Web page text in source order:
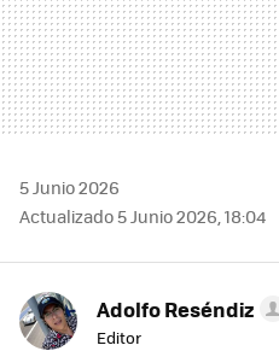
5 Junio 2026
Actualizado 5 Junio 2026, 18:04
Adolfo Reséndiz
Editor